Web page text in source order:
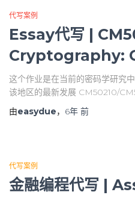
代写案例
Essay代写 |
Cryptography:
这个作业是在当前的密码学研究
该地区的最新发展 CM50210/
由easydue， 6年 前
代写案例
金融编程代写 |